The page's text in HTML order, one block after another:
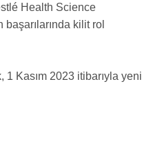
Health Science
kilit rol
Kasım 2023 itibarıyla yeni